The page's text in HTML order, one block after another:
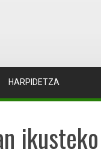
HARPIDETZA